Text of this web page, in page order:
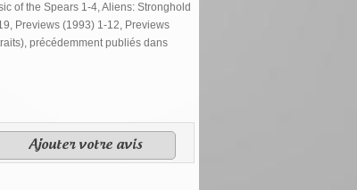
of the Spears 1-4, Aliens: Stronghold
Previews (1993) 1-12, Previews
précédemment publiés dans
Ajouter votre avis